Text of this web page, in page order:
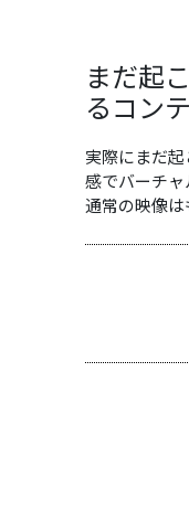
まだ起
るコン
実際にまだ
感でバーチャ
通常の映像は